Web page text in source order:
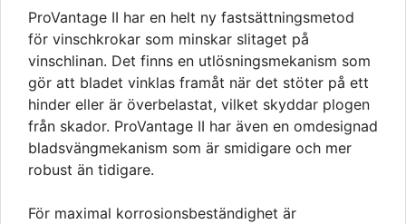
ProVantage II har en helt ny fastsättningsmetod
för vinschkrokar som minskar slitaget på
vinschlinan. Det finns en utlösningsmekanism som
gör att bladet vinklas framåt när det stöter på ett
hinder eller är överbelastat, vilket skyddar plogen
från skador. ProVantage II har även en omdesignad
bladsvängmekanism som är smidigare och mer
robust än tidigare.
För maximal korrosionsbeständighet är